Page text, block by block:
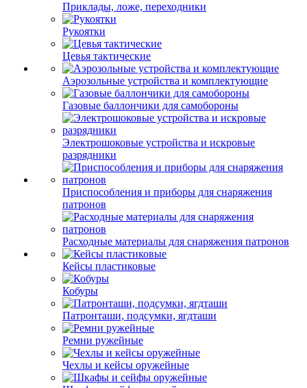
Приклады, ложе, переходники
Рукоятки
Цевья тактические
Аэрозольные устройства и комплектующие
Газовые баллончики для самобороны
Электрошоковые устройства и искровые
разрядники
Приспособления и приборы для снаряжения
патронов
Расходные материалы для снаряжения патронов
Кейсы пластиковые
Кобуры
Патронташи, подсумки, ягдташи
Ремни ружейные
Чехлы и кейсы оружейные